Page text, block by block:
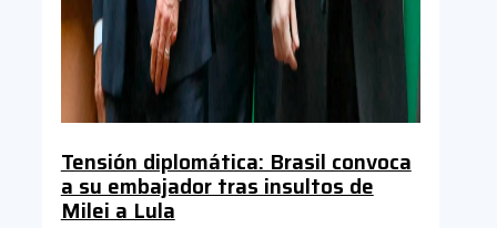
Tensión diplomática: Brasil convoca
a su embajador tras insultos de
Milei a Lula